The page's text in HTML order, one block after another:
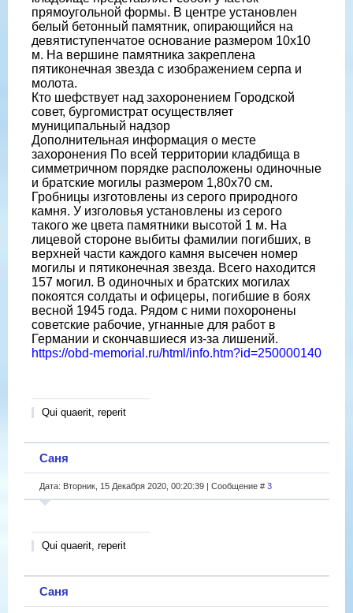
прямоугольной формы. В центре установлен
белый бетонный памятник, опирающийся на
девятиступенчатое основание размером 10х10
м. На вершине памятника закреплена
пятиконечная звезда с изображением серпа и
молота.
Кто шефствует над захоронением Городской
совет, бургомистрат осуществляет
муниципальный надзор
Дополнительная информация о месте
захоронения По всей территории кладбища в
симметричном порядке расположены одиночные
и братские могилы размером 1,80х70 см.
Гробницы изготовлены из серого природного
камня. У изголовья установлены из серого
такого же цвета памятники высотой 1 м. На
лицевой стороне выбиты фамилии погибших, в
верхней части каждого камня высечен номер
могилы и пятиконечная звезда. Всего находится
157 могил. В одиночных и братских могилах
покоятся солдаты и офицеры, погибшие в боях
весной 1945 года. Рядом с ними похоронены
советские рабочие, угнанные для работ в
Германии и скончавшиеся из-за лишений.
https://obd-memorial.ru/html/info.htm?id=250000140
Qui quaerit, reperit
Саня
Дата: Вторник, 15 Декабря 2020, 00:20:39 | Сообщение # 3
Qui quaerit, reperit
Саня